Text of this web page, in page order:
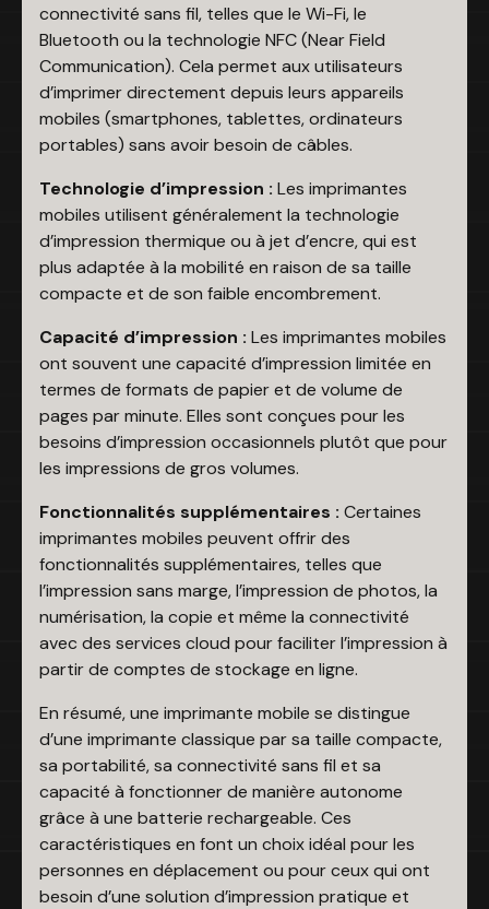
connectivité sans fil, telles que le Wi-Fi, le
Bluetooth ou la technologie NFC (Near Field
Communication). Cela permet aux utilisateurs
d’imprimer directement depuis leurs appareils
mobiles (smartphones, tablettes, ordinateurs
portables) sans avoir besoin de câbles.
Technologie d’impression : Les imprimantes
mobiles utilisent généralement la technologie
d’impression thermique ou à jet d’encre, qui est
plus adaptée à la mobilité en raison de sa taille
compacte et de son faible encombrement.
Capacité d’impression : Les imprimantes mobiles
ont souvent une capacité d’impression limitée en
termes de formats de papier et de volume de
pages par minute. Elles sont conçues pour les
besoins d’impression occasionnels plutôt que pour
les impressions de gros volumes.
Fonctionnalités supplémentaires : Certaines
imprimantes mobiles peuvent offrir des
fonctionnalités supplémentaires, telles que
l’impression sans marge, l’impression de photos, la
numérisation, la copie et même la connectivité
avec des services cloud pour faciliter l’impression à
partir de comptes de stockage en ligne.
En résumé, une imprimante mobile se distingue
d’une imprimante classique par sa taille compacte,
sa portabilité, sa connectivité sans fil et sa
capacité à fonctionner de manière autonome
grâce à une batterie rechargeable. Ces
caractéristiques en font un choix idéal pour les
personnes en déplacement ou pour ceux qui ont
besoin d’une solution d’impression pratique et